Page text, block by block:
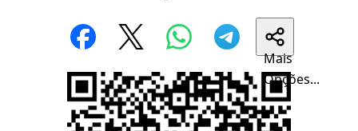
Mais
Opções...